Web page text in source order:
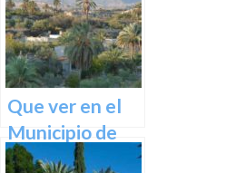
emblemático
de Murcia
Que ver en el
Municipio de
Abanilla en